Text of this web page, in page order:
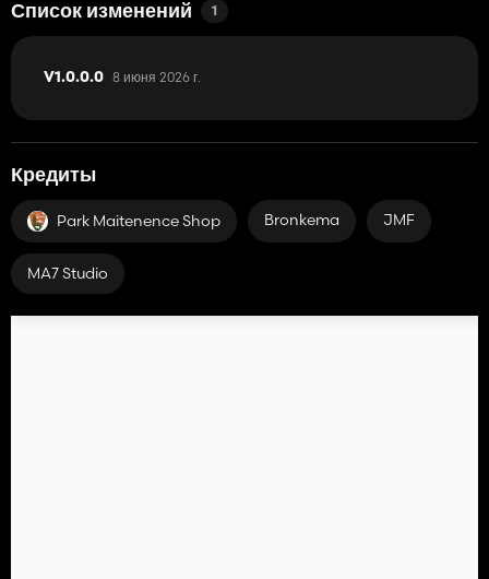
Список изменений 1
V1.0.0.0 8 июня 2026 г.
Кредиты
Park Maitenence Shop Bronkema JMF
MA7 Studio